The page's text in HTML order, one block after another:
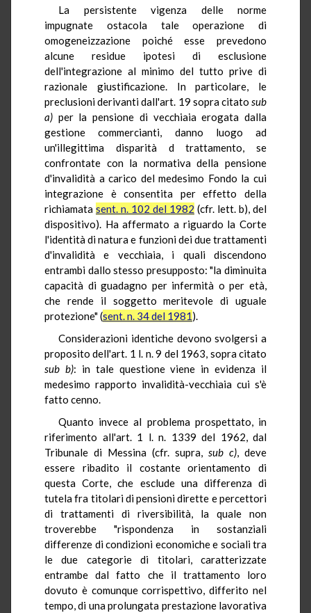
La persistente vigenza delle norme
impugnate ostacola tale operazione di
omogeneizzazione poiché esse prevedono
alcune residue ipotesi di esclusione
dell'integrazione al minimo del tutto prive di
razionale giustificazione. In particolare, le
preclusioni derivanti dall'art. 19 sopra citato sub
a) per la pensione di vecchiaia erogata dalla
gestione commercianti, danno luogo ad
un'illegittima disparità d trattamento, se
confrontate con la normativa della pensione
d'invalidità a carico del medesimo Fondo la cui
integrazione è consentita per effetto della
richiamata sent. n. 102 del 1982 (cfr. lett. b), del
dispositivo). Ha affermato a riguardo la Corte
l'identità di natura e funzioni dei due trattamenti
d'invalidità e vecchiaia, i quali discendono
entrambi dallo stesso presupposto: "la diminuita
capacità di guadagno per infermità o per età,
che rende il soggetto meritevole di uguale
protezione" (sent. n. 34 del 1981).
Considerazioni identiche devono svolgersi a
proposito dell'art. 1 l. n. 9 del 1963, sopra citato
sub b): in tale questione viene in evidenza il
medesimo rapporto invalidità-vecchiaia cui s'è
fatto cenno.
Quanto invece al problema prospettato, in
riferimento all'art. 1 l. n. 1339 del 1962, dal
Tribunale di Messina (cfr. supra, sub c), deve
essere ribadito il costante orientamento di
questa Corte, che esclude una differenza di
tutela fra titolari di pensioni dirette e percettori
di trattamenti di riversibilità, la quale non
troverebbe "rispondenza in sostanziali
differenze di condizioni economiche e sociali tra
le due categorie di titolari, caratterizzate
entrambe dal fatto che il trattamento loro
dovuto è comunque corrispettivo, differito nel
tempo, di una prolungata prestazione lavorativa